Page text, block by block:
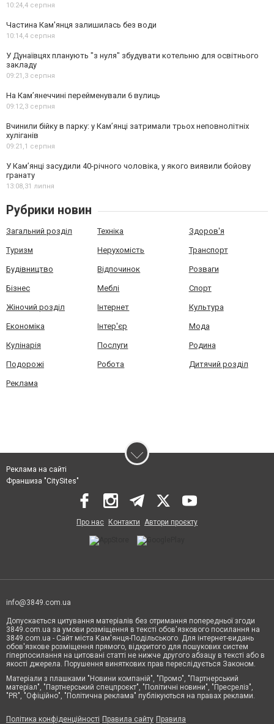
10:24,4 серпня
Частина Кам'янця залишилась без води
10:14,4 серпня
У Дунаївцях планують "з нуля" збудувати котельню для освітнього
закладу
09:21,3 серпня
На Камʼянеччині перейменували 6 вулиць
09:12,3 серпня
Вчинили бійку в парку: у Кам’янці затримали трьох неповнолітніх
хуліганів
09:21,1 серпня
У Камʼянці засудили 40-річного чоловіка, у якого виявили бойову
гранату
13:08,31 липня
Рубрики новин
Загальний розділ Техніка Здоров'я
Туризм Нерухомість Транспорт
Будівництво Відпочинок Розваги
Бізнес Меблі Спорт
Жіночий розділ Інтернет Культура
Економіка Інтер'єр Мода
Кулінарія Послуги Родина
Подорожі Робота Дитячий розділ
Реклама
Реклама на сайті
Франшиза "CitySites"
Про нас Контакти Автори проєкту
info@3849.com.ua
Допускається цитування матеріалів без отримання попередньої згоди
3849.com.ua за умови розміщення в тексті обов'язкового посилання на
3849.com.ua - Сайт міста Кам'янця-Подільського. Для інтернет-видань
обов'язкове розміщення прямого, відкритого для пошукових систем
гіперпосилання на цитовані статті не нижче другого абзацу в тексті або в
якості джерела. Порушення виняткових прав переслідується Законом.
Матеріали з плашками "Новини компаній", "Промо", "Партнерський
матеріал", "Партнерський спецпроєкт", "Політичні новини", "Пресреліз",
"PR", "Офіційно", "Політична реклама" публікуються на правах реклами.
Політика конфіденційності Правила сайту Правила